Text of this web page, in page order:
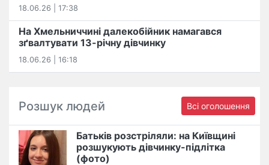
18.06.26 | 17:38
На Хмельниччині далекобійник намагався
зґвалтувати 13-річну дівчинку
18.06.26 | 16:18
Розшук людей Всі оголошення
Батьків розстріляли: на Київщині
розшукують дівчинку-підлітка
(фото)